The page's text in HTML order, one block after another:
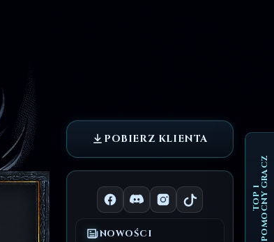
TOP 1POMOCNY GRACZ
POBIERZ KLIENTA
NOWOŚCI